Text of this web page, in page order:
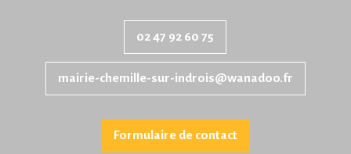
02 47 92 60 75
mairie-chemille-sur-indrois@wanadoo.fr
Formulaire de contact